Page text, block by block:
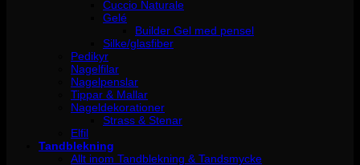
Cuccio Naturale
Gelé
Builder Gel med pensel
Silke/glasfiber
Pedikyr
Nagelfilar
Nagelpenslar
Tippar & Mallar
Nageldekorationer
Strass & Stenar
Elfil
Tandblekning
Allt inom Tandblekning & Tandsmycke